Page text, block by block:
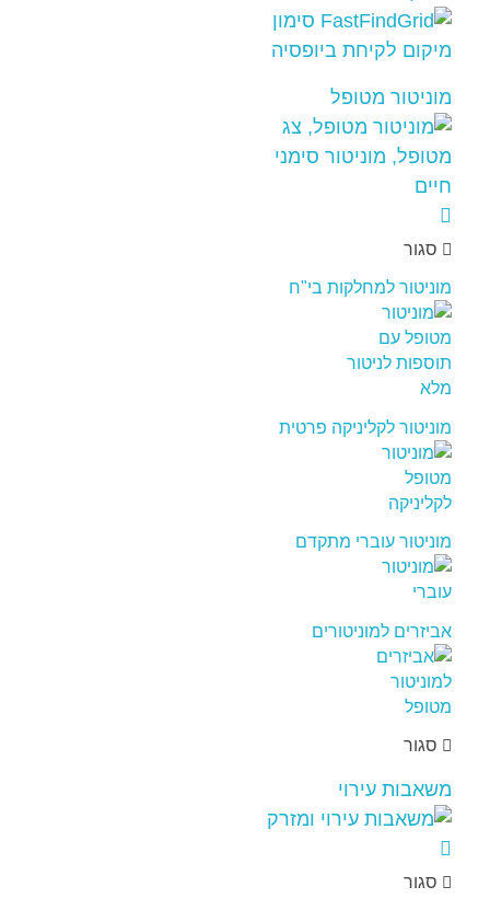
מוניטור מטופל
סגור
מוניטור למחלקות בי"ח
מוניטור לקליניקה פרטית
מוניטור עוברי מתקדם
אביזרים למוניטורים
סגור
משאבות עירוי
סגור